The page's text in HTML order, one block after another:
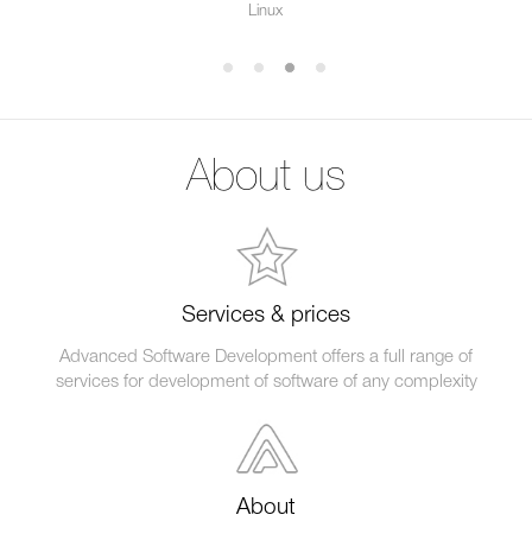
Linux
About us
Services & prices
Advanced Software Development offers a full range of
services for development of software of any complexity
About